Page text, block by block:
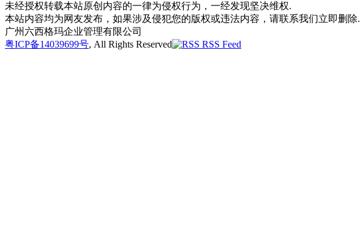
未经授权转载本站原创内容的一律为侵权行为，一经发现坚决维权.
本站内容均为网友发布，如果涉及侵犯您的版权或违法内容，请联系我们立即删除.
广州六西格玛企业管理有限公司
粤ICP备14039699号, All Rights Reserved RSS Feed